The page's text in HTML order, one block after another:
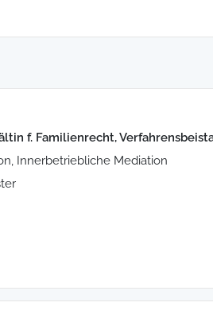
f. Familienrecht,
Innerbetriebliche Mediation